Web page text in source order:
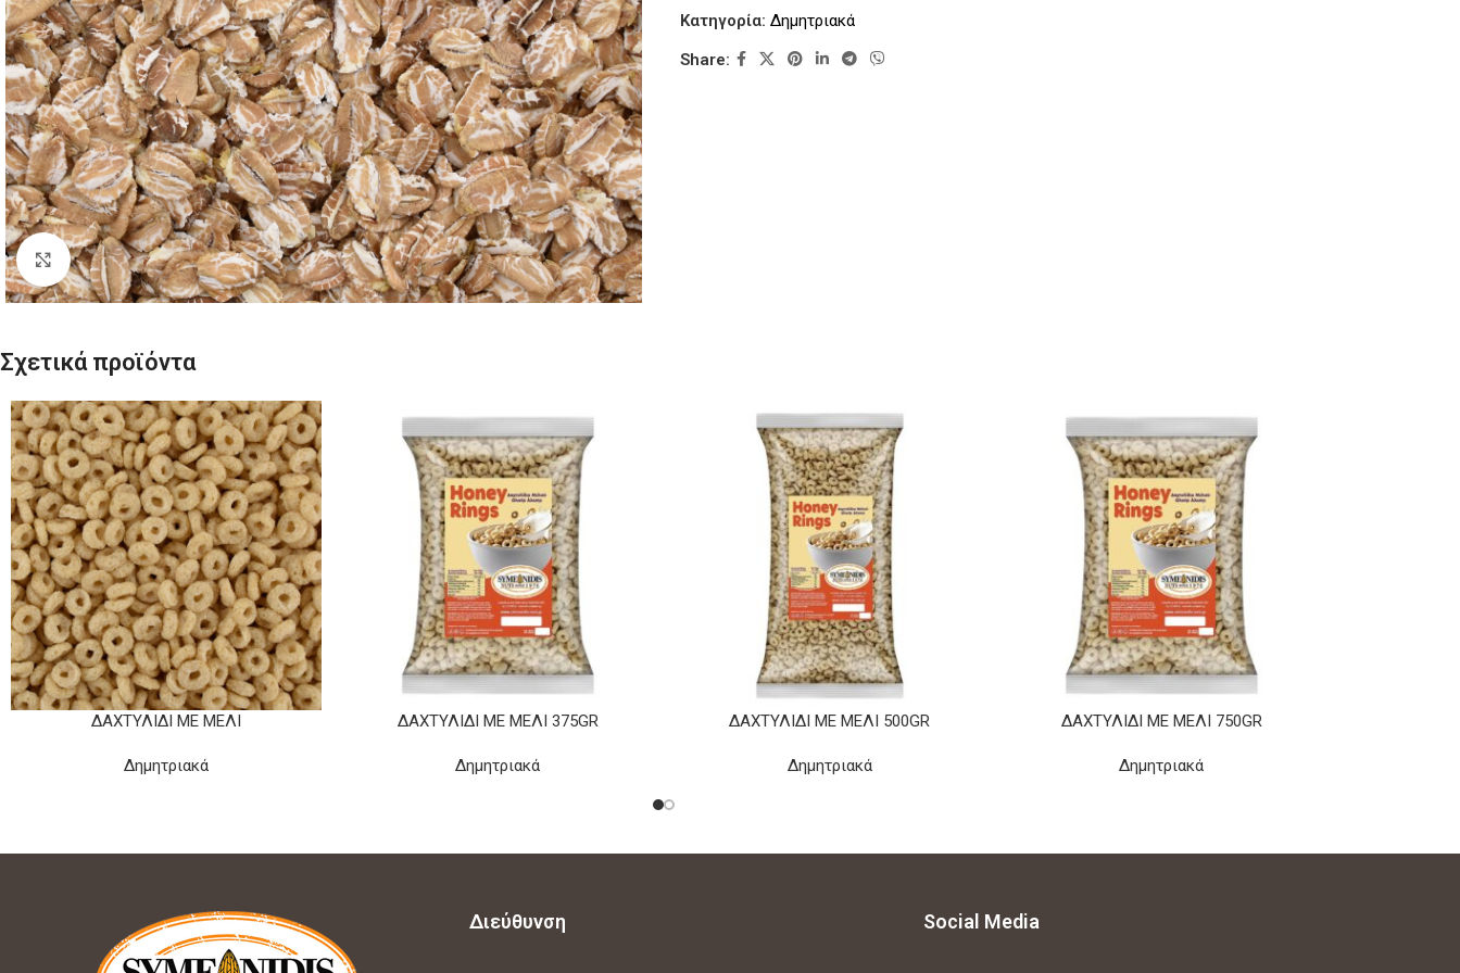
Click to enlarge
Κατηγορία: Δημητριακά
Share:
Σχετικά προϊόντα
ΔΑΧΤΥΛΊΔΙ ΜΕ ΜΈΛΙ
Δημητριακά
ΔΑΧΤΥΛΊΔΙ ΜΕ ΜΈΛΙ 375GR
Δημητριακά
ΔΑΧΤΥΛΊΔΙ ΜΕ ΜΈΛΙ 500GR
Δημητριακά
ΔΑΧΤΥΛΊΔΙ ΜΕ ΜΈΛΙ 750GR
Δημητριακά
Διεύθυνση Social Media